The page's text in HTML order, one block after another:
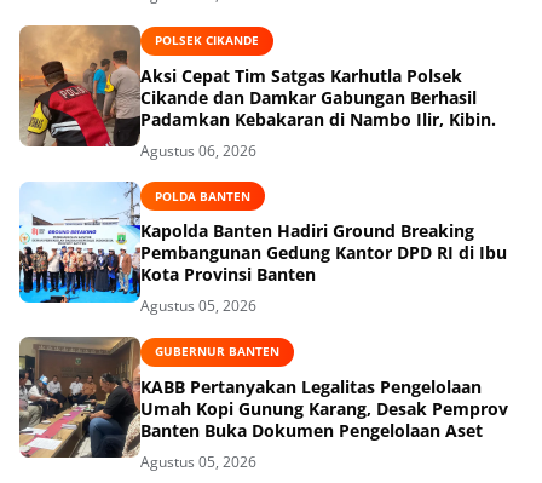
POLSEK CIKANDE
Aksi Cepat Tim Satgas Karhutla Polsek
Cikande dan Damkar Gabungan Berhasil
Padamkan Kebakaran di Nambo Ilir, Kibin.
Agustus 06, 2026
POLDA BANTEN
Kapolda Banten Hadiri Ground Breaking
Pembangunan Gedung Kantor DPD RI di Ibu
Kota Provinsi Banten
Agustus 05, 2026
GUBERNUR BANTEN
KABB Pertanyakan Legalitas Pengelolaan
Umah Kopi Gunung Karang, Desak Pemprov
Banten Buka Dokumen Pengelolaan Aset
Agustus 05, 2026